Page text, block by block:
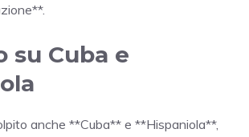
su Cuba e
anche **Cuba** e **Hispaniola**,